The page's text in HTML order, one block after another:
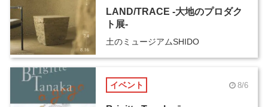
LAND/TRACE -大地のプロダク
ト展-
土のミュージアムSHIDO
イベント 8/6